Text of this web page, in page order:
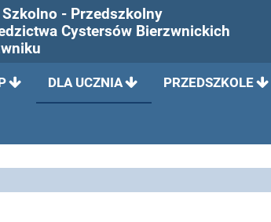
Szkolno - Przedszkolny
Cystersów Bierzwnickich
DLA UCZNIA PRZEDSZKOLE